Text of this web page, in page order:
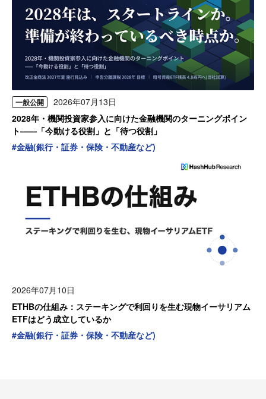
一般公開
2026年07月13日
2028年・機関投資家参入に向けた金融機関のターニングポイン
ト——「今動ける役割」と「待つ役割」
#金融(銀行・証券・保険・不動産など)
2026年07月10日
ETHBの仕組み：ステーキングで利回りを生む現物イーサリアム
ETFはどう成立しているか
#金融(銀行・証券・保険・不動産など)